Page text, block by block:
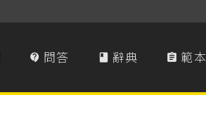
 問答  辭典  範本